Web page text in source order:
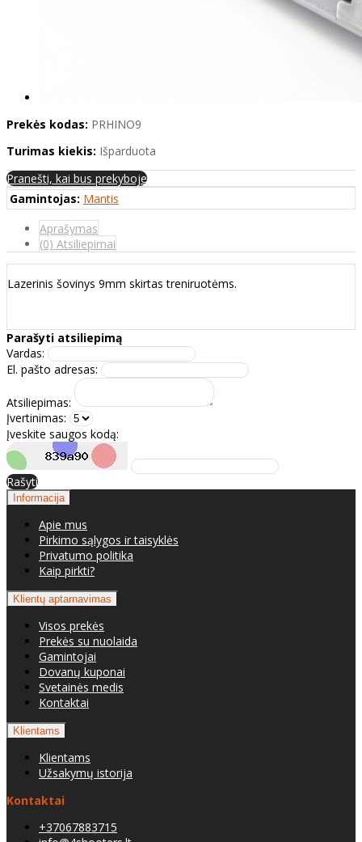
Prekės kodas: PRHINO9
Turimas kiekis: Išparduota
Pranešti, kai bus prekyboje
Gamintojas: Mantis
Aprašymas
(0) Atsiliepimai
Lazerinis šovinys 9mm skirtas treniruotėms.
Parašyti atsiliepimą
Vardas:
El. pašto adresas:
Atsiliepimas:
Įvertinimas:
Įveskite saugos kodą:
Rašyti
Informacija
Apie mus
Pirkimo sąlygos ir taisyklės
Privatumo politika
Kaip pirkti?
Klientų aptarnavimas
Visos prekės
Prekės su nuolaida
Gamintojai
Dovanų kuponai
Svetainės medis
Kontaktai
Klientams
Klientams
Užsakymų istorija
Kontaktai
+37067883715